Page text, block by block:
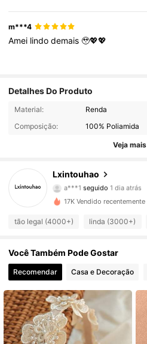
m***4
Amei lindodemais🥹💖💖
Detalhes Do Produto
Material:
Renda
Composição:
100% Poliamida
Veja mais
Lxintouhao
937 Seguidores
4,95
937 Seguidores
4,95 937 Seguidores
4,95 937 Seguidores
4,95 937 Seguidores
4,95 937 Seguidores
17K Vendido recentemente
tão legal (4000+) linda (3000+)
Você Também Pode Gostar
Recomendar Casa e Decoração